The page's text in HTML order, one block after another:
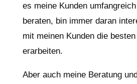
es meine Kunden
beraten, bin immer daran
mit meinen Kunden die
erarbeiten.
Aber auch meine Beratung